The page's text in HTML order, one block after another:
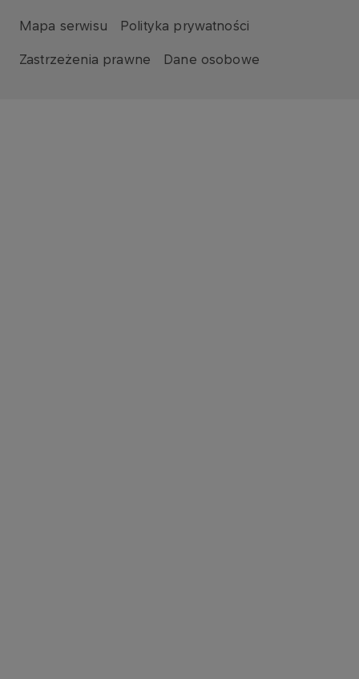
Mapa serwisu Polityka prywatności
Zastrzeżenia prawne Dane osobowe